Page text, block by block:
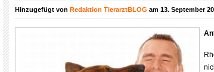
Hinzugefügt von Redaktion TierarztBLOG am 13. September